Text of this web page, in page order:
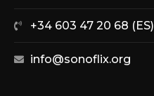
+34 603 47 20 68 (ES)
info@sonoflix.org